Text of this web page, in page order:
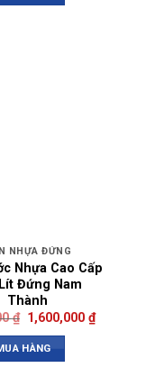
NHỰA ĐỨNG
Nhựa Cao Cấp
Đứng Nam
Thành
₫ 1,600,000₫
HÀNG